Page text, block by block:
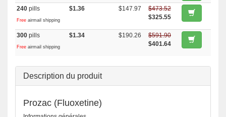
240 pills
Free airmail shipping
$1.36 $147.97
$473.52
$325.55
300 pills
Free airmail shipping
$1.34 $190.26
$591.90
$401.64
Description du produit
Prozac (Fluoxetine)